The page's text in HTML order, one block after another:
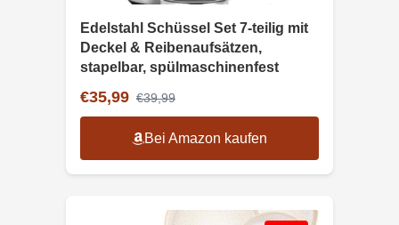
Edelstahl Schüssel Set 7-teilig mit
Deckel & Reibenaufsätzen,
stapelbar, spülmaschinenfest
€35,99 €39,99
Bei Amazon kaufen